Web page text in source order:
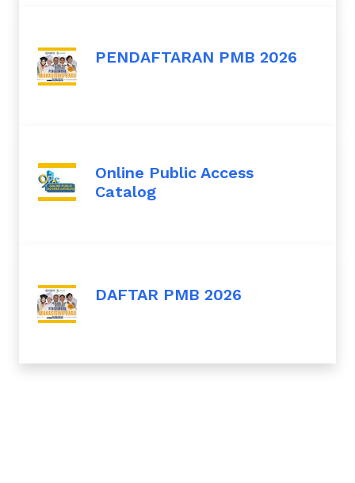
PENDAFTARAN PMB 2026
Online Public Access
Catalog
DAFTAR PMB 2026